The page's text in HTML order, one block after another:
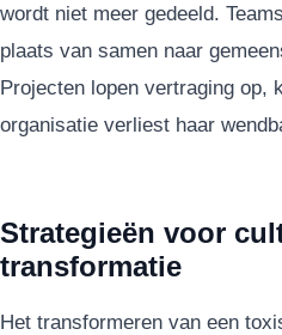
wordt niet meer gedeeld.
plaats van samen naar
Projecten lopen vertraging op,
organisatie verliest haar
Strategieën voor
transformatie
Het transformeren van een